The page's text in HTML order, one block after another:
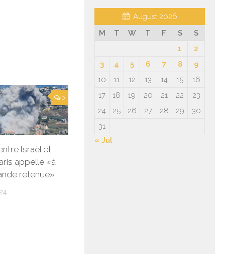
0
Israël et
appelle «à
retenue»
August 2026
M
T W T F S
S
1
2
3
4 5 6 7 8
9
10
11 12 13 14 15
16
17
18 19 20 21 22
23
24
25 26 27 28 29
30
31
« Jul